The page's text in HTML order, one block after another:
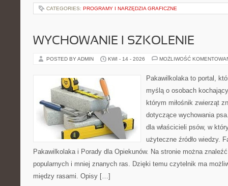
CATEGORIES: PROGRAMY I NARZĘDZIA GRAFICZNE
WYCHOWANIE I SZKOLENIE
POSTED BY ADMIN KWI - 14 - 2026 MOŻLIWOŚĆ
Pakawilkolaka to portal,
myślą o osobach
którym miłośnik zwierząt
dotyczące wychowania
dla właścicieli psów, w
użyteczne źródło wiedzy.
Pakawilkolaka i Porady dla Opiekunów. Na stronie można
popularnych i mniej znanych ras. Dzięki temu czytelnik ma
między rasami. Opisy […]